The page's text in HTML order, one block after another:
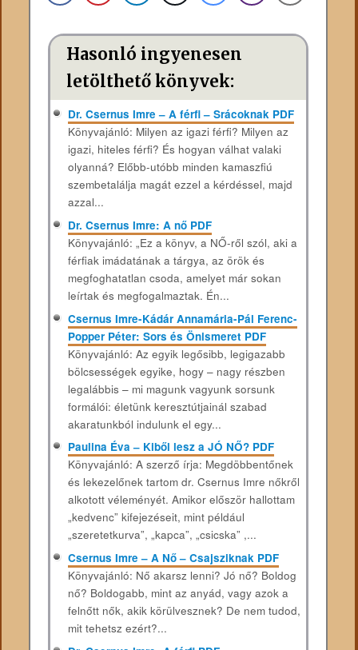
Hasonló ingyenesen
letölthető könyvek:
Dr. Csernus Imre – A férfi – Srácoknak PDF
Könyvajánló: Milyen az igazi férfi? Milyen az
igazi, hiteles férfi? És hogyan válhat valaki
olyanná? Előbb-utóbb minden kamaszfiú
szembetalálja magát ezzel a kérdéssel, majd
azzal...
Dr. Csernus Imre: A nő PDF
Könyvajánló: „Ez a könyv, a NŐ-ről szól, aki a
férfiak imádatának a tárgya, az örök és
megfoghatatlan csoda, amelyet már sokan
leírtak és megfogalmaztak. Én...
Csernus Imre-Kádár Annamária-Pál Ferenc-
Popper Péter: Sors és Önismeret PDF
Könyvajánló: Az egyik legősibb, legigazabb
bölcsességek egyike, hogy – nagy részben
legalábbis – mi magunk vagyunk sorsunk
formálói: életünk keresztútjainál szabad
akaratunkból indulunk el egy...
Paulina Éva – Kiből lesz a JÓ NŐ? PDF
Könyvajánló: A szerző írja: Megdöbbentőnek
és lekezelőnek tartom dr. Csernus Imre nőkről
alkotott véleményét. Amikor először hallottam
„kedvenc” kifejezéseit, mint például
„szeretetkurva”, „kapca”, „csicska” ,...
Csernus Imre – A Nő – Csajsziknak PDF
Könyvajánló: Nő akarsz lenni? Jó nő? Boldog
nő? Boldogabb, mint az anyád, vagy azok a
felnőtt nők, akik körülvesznek? De nem tudod,
mit tehetsz ezért?...